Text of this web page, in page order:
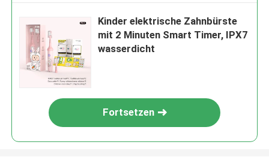
Kinder elektrische Zahnbürste
mit 2 Minuten Smart Timer, IPX7
wasserdicht
Fortsetzen